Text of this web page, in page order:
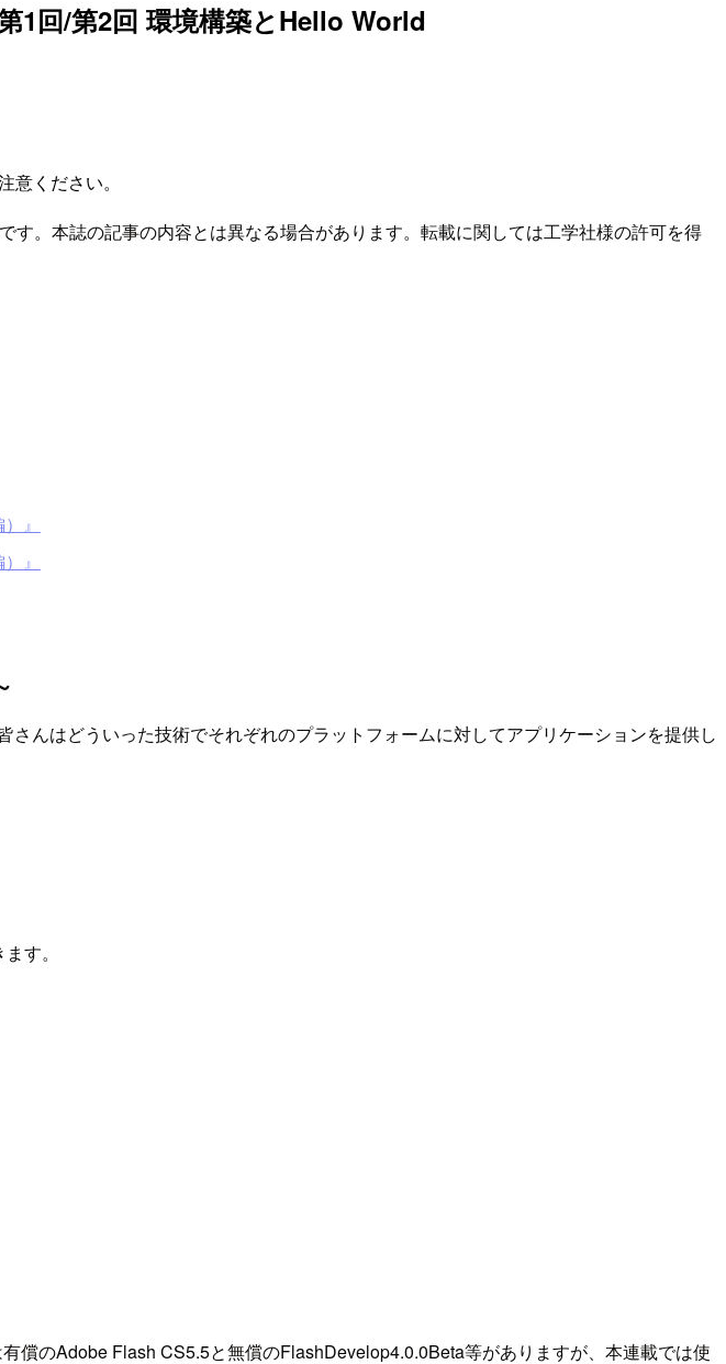
1回/第2回 環境構築とHello World
ください。
。本誌の記事の内容とは異なる場合があります。転載に関しては工学社様の許可を得
』
』
んはどういった技術でそれぞれのプラットフォームに対してアプリケーションを提供し
す。
償のAdobe Flash CS5.5と無償のFlashDevelop4.0.0Beta等がありますが、本連載では使